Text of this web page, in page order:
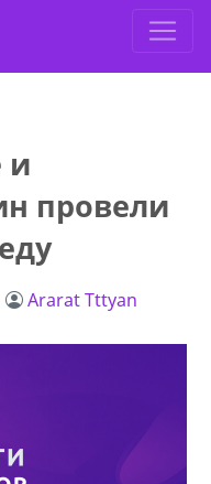
и
провели
Ararat Tttyan